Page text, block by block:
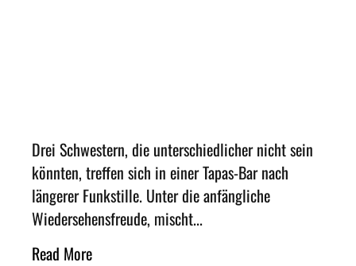
Drei Schwestern, die unterschiedlicher nicht sein
könnten, treffen sich in einer Tapas-Bar nach
längerer Funkstille. Unter die anfängliche
Wiedersehensfreude, mischt...
Read More